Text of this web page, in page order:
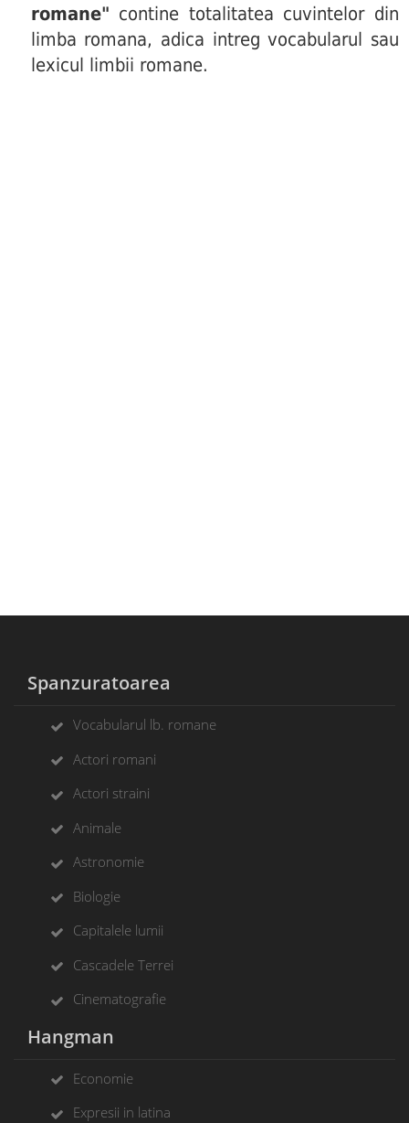
romane" contine totalitatea cuvintelor din
limba romana, adica intreg vocabularul sau
lexicul limbii romane.
Spanzuratoarea
Vocabularul lb. romane
Actori romani
Actori straini
Animale
Astronomie
Biologie
Capitalele lumii
Cascadele Terrei
Cinematografie
Hangman
Economie
Expresii in latina